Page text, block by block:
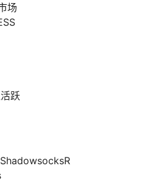
场
跃